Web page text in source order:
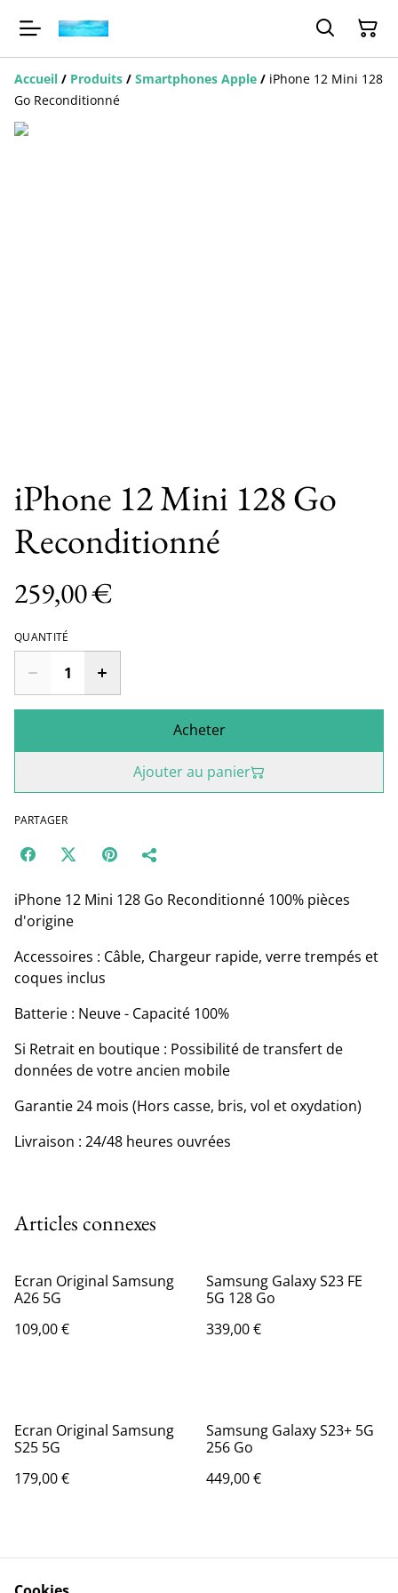
Accueil / Produits / Smartphones Apple / iPhone 12 Mini 128
Go Reconditionné
iPhone 12 Mini 128 Go
Reconditionné
259,00 €
QUANTITÉ
Acheter
Ajouter au panier
PARTAGER
iPhone 12 Mini 128 Go Reconditionné 100% pièces
d'origine
Accessoires : Câble, Chargeur rapide, verre trempés et
coques inclus
Batterie : Neuve - Capacité 100%
Si Retrait en boutique : Possibilité de transfert de
données de votre ancien mobile
Garantie 24 mois (Hors casse, bris, vol et oxydation)
Livraison : 24/48 heures ouvrées
Articles connexes
Ecran Original Samsung
A26 5G
109,00 €
Samsung Galaxy S23 FE
5G 128 Go
339,00 €
Ecran Original Samsung
S25 5G
179,00 €
Samsung Galaxy S23+ 5G
256 Go
449,00 €